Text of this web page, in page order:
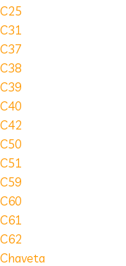
C25
C31
C37
C38
C39
C40
C42
C50
C51
C59
C60
C61
C62
Chaveta